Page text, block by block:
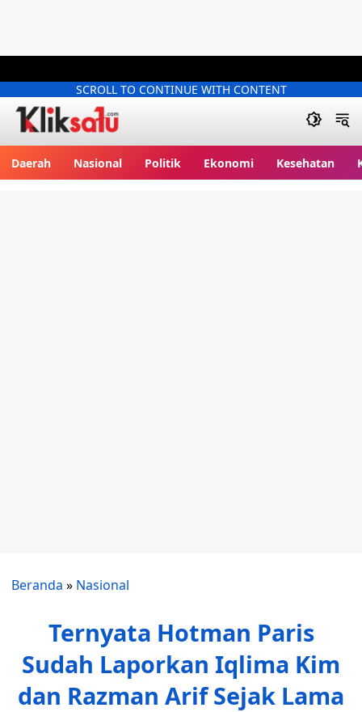
SCROLL TO CONTINUE WITH CONTENT
Daerah Nasional Politik Ekonomi Kesehatan
Beranda » Nasional
Ternyata Hotman Paris
Sudah Laporkan Iqlima Kim
dan Razman Arif Sejak Lama